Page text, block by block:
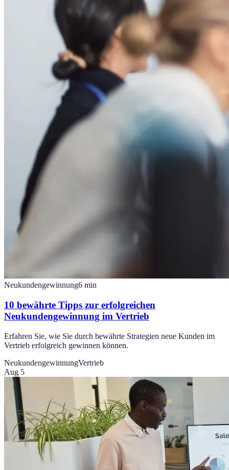
Neukundengewinnung6 min
10 bewährte Tipps zur erfolgreichen
Neukundengewinnung im Vertrieb
Erfahren Sie, wie Sie durch bewährte Strategien neue Kunden im
Vertrieb erfolgreich gewinnen können.
NeukundengewinnungVertrieb
Aug 5